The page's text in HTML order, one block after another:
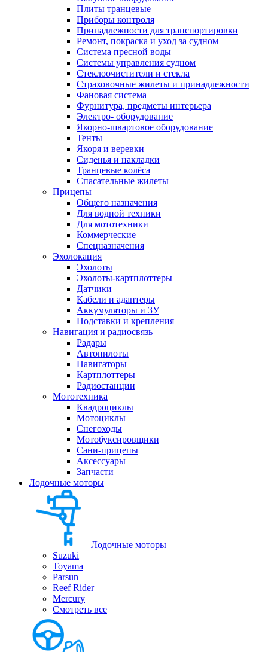
Плиты транцевые
Приборы контроля
Принадлежности для транспортировки
Ремонт, покраска и уход за судном
Система пресной воды
Системы управления судном
Стеклоочистители и стекла
Страховочные жилеты и принадлежности
Фановая система
Фурнитура, предметы интерьера
Электро- оборудование
Якорно-швартовое оборудование
Тенты
Якоря и веревки
Сиденья и накладки
Транцевые колёса
Спасательные жилеты
Прицепы
Общего назначения
Для водной техники
Для мототехники
Коммерческие
Спецназначения
Эхолокация
Эхолоты
Эхолоты-картплоттеры
Датчики
Кабели и адаптеры
Аккумуляторы и ЗУ
Подставки и крепления
Навигация и радиосвязь
Радары
Автопилоты
Навигаторы
Картплоттеры
Радиостанции
Мототехника
Квадроциклы
Мотоциклы
Снегоходы
Мотобуксировщики
Сани-прицепы
Аксессуары
Запчасти
Лодочные моторы
Лодочные моторы
Suzuki
Toyama
Parsun
Reef Rider
Mercury
Смотреть все